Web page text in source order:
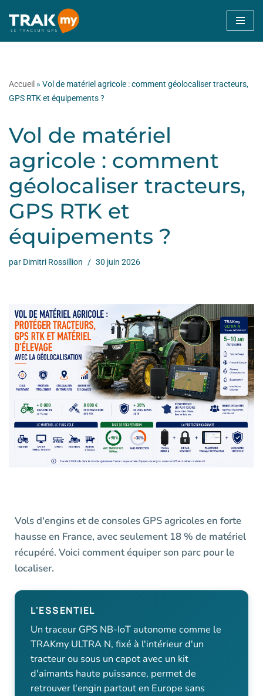
Aller
Accueil » Vol de matériel agricole : comment géolocaliser tracteurs,
GPS RTK et équipements ?
Vol de matériel
agricole : comment
géolocaliser tracteurs,
GPS RTK et
équipements ?
par Dimitri Rossillion 30 juin 2026
Vols d'engins et de consoles GPS agricoles en forte
hausse en France, avec seulement 18 % de matériel
récupéré. Voici comment équiper son parc pour le
localiser.
L'ESSENTIEL
Un traceur GPS NB-IoT autonome comme le
TRAKmy ULTRA N, fixé à l'intérieur d'un
tracteur ou sous un capot avec un kit
d'aimants haute puissance, permet de
retrouver l'engin partout en Europe sans